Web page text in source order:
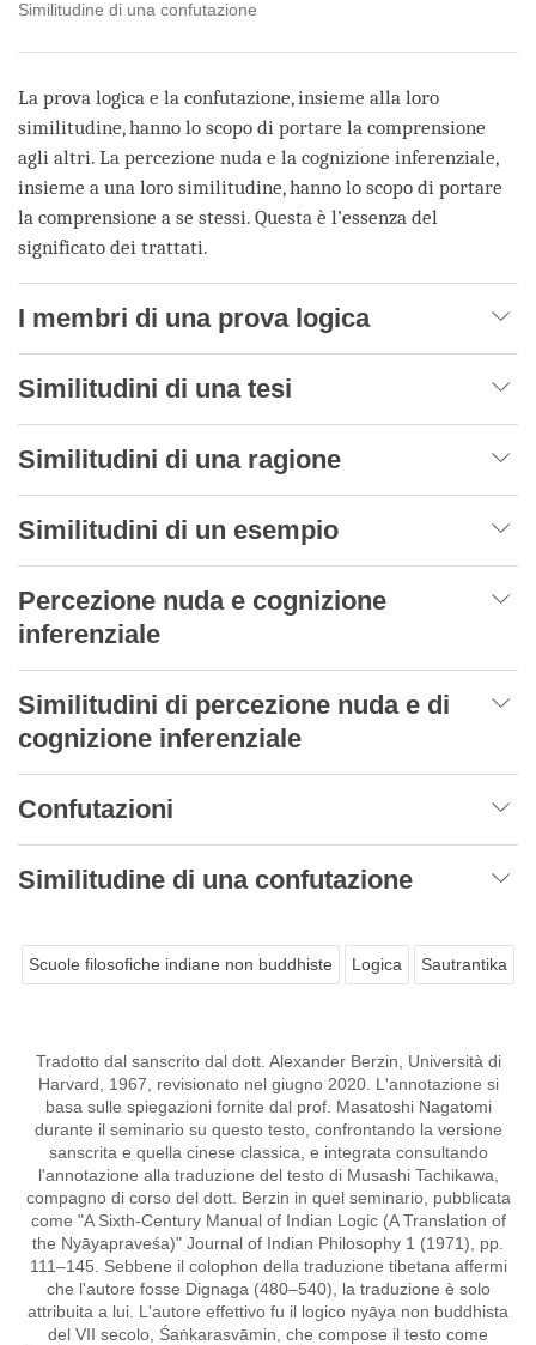
Similitudine di una confutazione
La prova logica e la confutazione, insieme alla loro
similitudine, hanno lo scopo di portare la comprensione
agli altri. La percezione nuda e la cognizione inferenziale,
insieme a una loro similitudine, hanno lo scopo di portare
la comprensione a se stessi. Questa è l’essenza del
significato dei trattati.
I membri di una prova logica
Similitudini di una tesi
Similitudini di una ragione
Similitudini di un esempio
Percezione nuda e cognizione
inferenziale
Similitudini di percezione nuda e di
cognizione inferenziale
Confutazioni
Similitudine di una confutazione
Scuole filosofiche indiane non buddhiste Logica Sautrantika
Tradotto dal sanscrito dal dott. Alexander Berzin, Università di
Harvard, 1967, revisionato nel giugno 2020. L'annotazione si
basa sulle spiegazioni fornite dal prof. Masatoshi Nagatomi
durante il seminario su questo testo, confrontando la versione
sanscrita e quella cinese classica, e integrata consultando
l'annotazione alla traduzione del testo di Musashi Tachikawa,
compagno di corso del dott. Berzin in quel seminario, pubblicata
come "A Sixth-Century Manual of Indian Logic (A Translation of
the Nyāyapraveśa)" Journal of Indian Philosophy 1 (1971), pp.
111–145. Sebbene il colophon della traduzione tibetana affermi
che l'autore fosse Dignaga (480–540), la traduzione è solo
attribuita a lui. L'autore effettivo fu il logico nyāya non buddhista
del VII secolo, Śaṅkarasvāmin, che compose il testo come